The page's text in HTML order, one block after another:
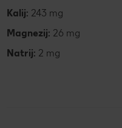
Kalij: 243 mg
Magnezij: 26 mg
Natrij: 2 mg